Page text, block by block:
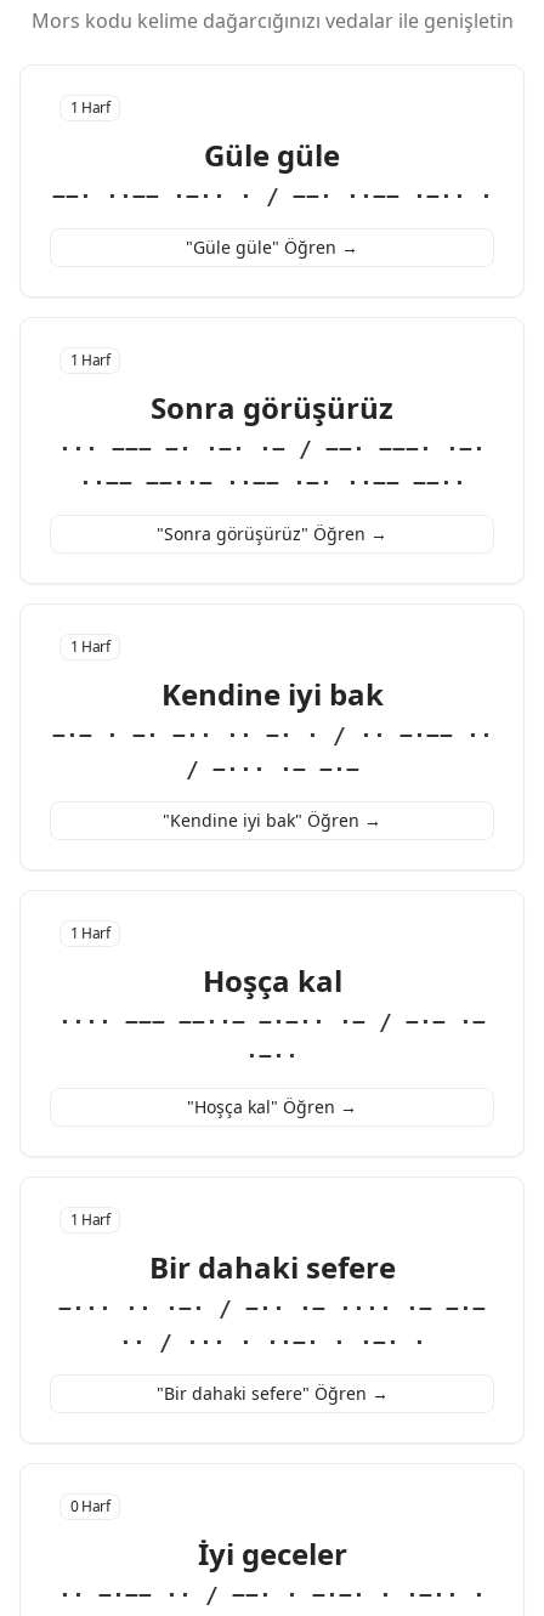
Mors kodu kelime dağarcığınızı vedalar ile genişletin
1 Harf
Güle güle
−−· ··−− ·−·· · / −−· ··−− ·−·· ·
"Güle güle" Öğren →
1 Harf
Sonra görüşürüz
··· −−− −· ·−· ·− / −−· −−−· ·−·
··−− −−··− ··−− ·−· ··−− −−··
"Sonra görüşürüz" Öğren →
1 Harf
Kendine iyi bak
−·− · −· −·· ·· −· · / ·· −·−− ··
/ −··· ·− −·−
"Kendine iyi bak" Öğren →
1 Harf
Hoşça kal
···· −−− −−··− −·−·· ·− / −·− ·−
·−··
"Hoşça kal" Öğren →
1 Harf
Bir dahaki sefere
−··· ·· ·−· / −·· ·− ···· ·− −·−
·· / ··· · ··−· · ·−· ·
"Bir dahaki sefere" Öğren →
0 Harf
İyi geceler
·· −·−− ·· / −−· · −·−· · ·−·· ·